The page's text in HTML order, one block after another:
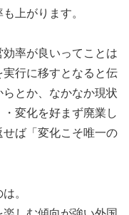
上がります。
率が良いってことは
行に移すとなると伝
とか、なかなか現状
変化を好まず廃業し
ば「変化こそ唯一の
。